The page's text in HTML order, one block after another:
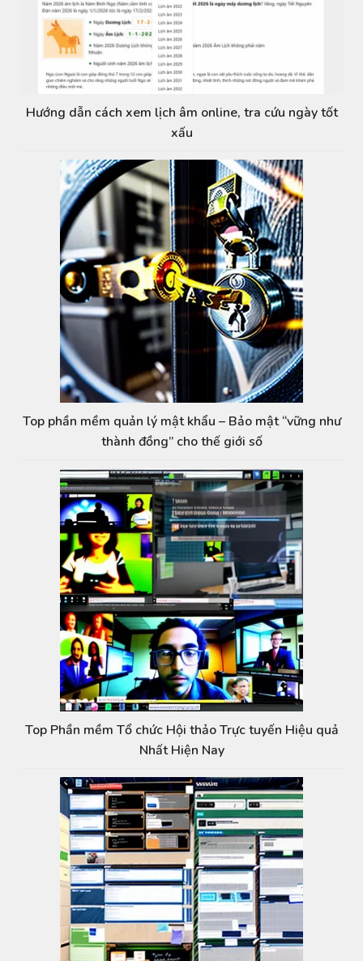
Hướng dẫn cách xem lịch âm online, tra cứu ngày tốt
xấu
Top phần mềm quản lý mật khẩu – Bảo mật “vững như
thành đồng” cho thế giới số
Top Phần mềm Tổ chức Hội thảo Trực tuyến Hiệu quả
Nhất Hiện Nay